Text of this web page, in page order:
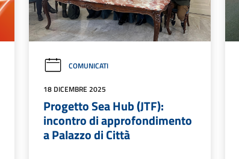
COMUNICATI
18 DICEMBRE 2025
Progetto Sea Hub (JTF):
incontro di approfondimento
a Palazzo di Città